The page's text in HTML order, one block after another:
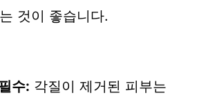
것이 좋습니다.
수: 각질이 제거된 피부는